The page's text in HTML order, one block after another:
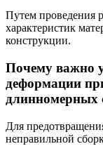
Путем проведения
характеристик
конструкции.
Почему важно
деформации
длинномерных
Для
неправильной